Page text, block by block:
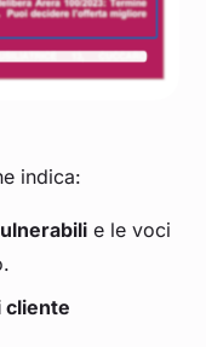
indica:
e le voci
cliente